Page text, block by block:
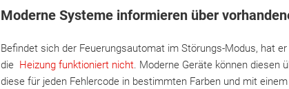
Moderne Systeme informieren über
Befindet sich der Feuerungsautomat im Störungs-Modus, hat
die Heizung funktioniert nicht. Moderne Geräte können diesen
diese für jeden Fehlercode in bestimmten Farben und mit